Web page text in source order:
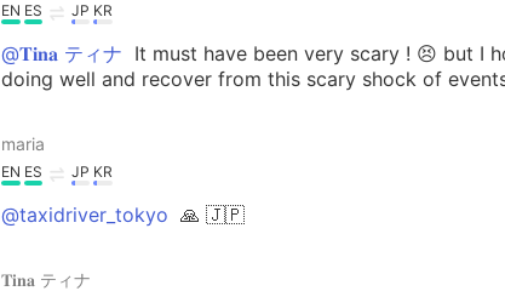
EN ES JP KR
@𝐓𝐢𝐧𝐚 ティナ It must have been very scary ! 😣 but I
doing well and recover from this scary shock of
maria
EN ES JP KR
@taxidriver_tokyo 🙏 🇯🇵
𝐓𝐢𝐧𝐚 ティナ